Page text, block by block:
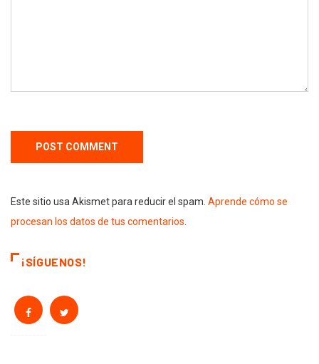
Este sitio usa Akismet para reducir el spam. Aprende cómo se
procesan los datos de tus comentarios
¡SÍGUENOS!